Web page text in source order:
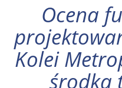
Ocena
Kolei
środka